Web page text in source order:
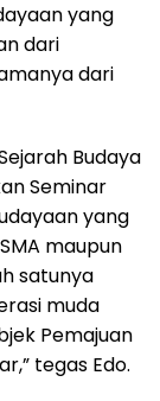
yang
dari
dari
Budaya
Seminar
yang
maupun
satunya
muda
Pemajuan
tegas Edo.